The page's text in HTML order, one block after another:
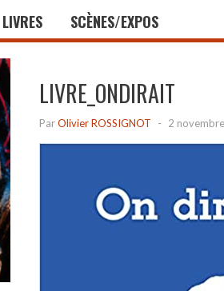
LIVRES SCÈNES/EXPOS
LIVRE_ONDIRAIT
ParOlivier ROSSIGNOT - 2